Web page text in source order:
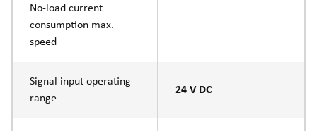
No-load current
consumption max.
speed
Signal input operating
range
24 V DC